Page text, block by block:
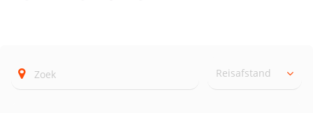
Reisafstand